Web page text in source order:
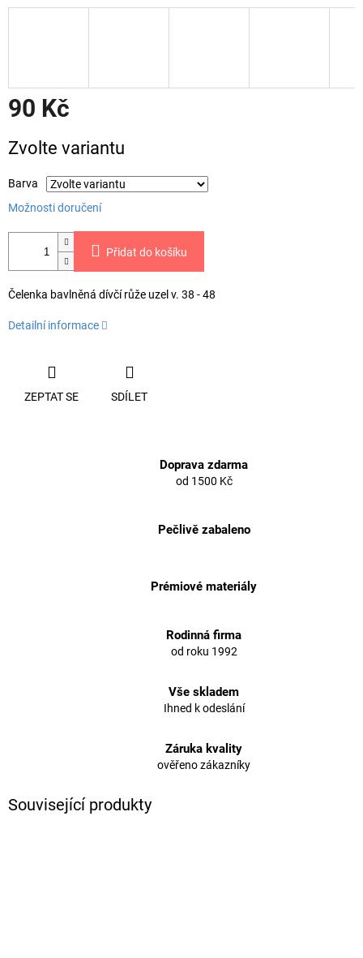
90 Kč
cena:
Zvolte variantu
Barva
Možnosti doručení
Přidat do košíku
Čelenka bavlněná dívčí růže uzel v. 38 - 48
Detailní informace
ZEPTAT SE SDÍLET
Doprava zdarma
od 1500 Kč
Pečlivě zabaleno
Prémiové materiály
Rodinná firma
od roku 1992
Vše skladem
Ihned k odeslání
Záruka kvality
ověřeno zákazníky
Související produkty